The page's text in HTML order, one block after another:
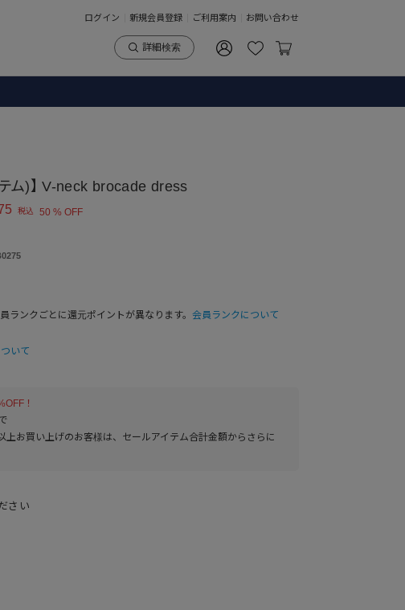
ログイン 新規会員登録 ご利用案内 お問い合わせ
詳細検索
ム)】 V-neck brocade dress
税込 50 % OFF
ランクごとに還元ポイントが異なります。 会員ランクについて
いて
！
上お買い上げのお客様は、セールアイテム合計金額からさらに
さい